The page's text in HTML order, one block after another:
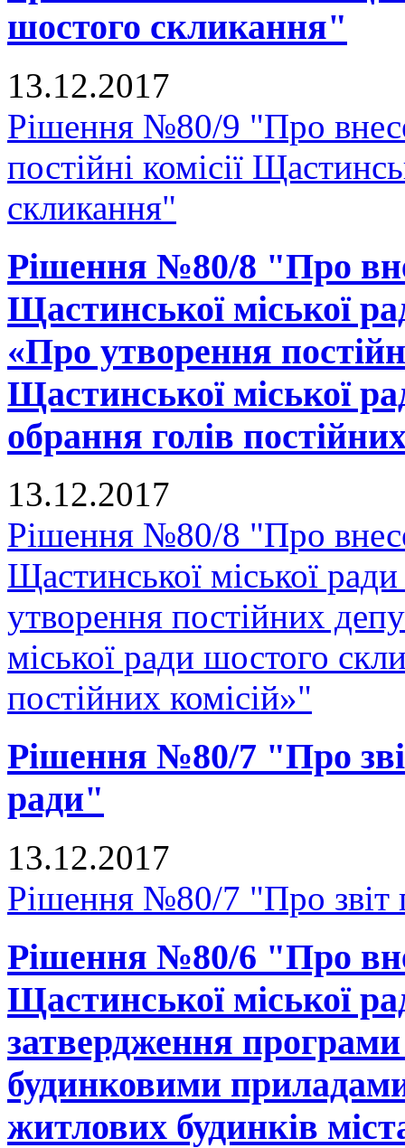
шостого скликання"
13.12.2017
Рішення №80/9 "Про
постійні комісії
скликання"
Рішення №80/8 "Про
Щастинської міської
«Про утворення
Щастинської міської
обрання голів
13.12.2017
Рішення №80/8 "Про
Щастинської міської
утворення постійних
міської ради шостого
постійних комісій»"
Рішення №80/7 "Про
ради"
13.12.2017
Рішення №80/7 "Про звіт
Рішення №80/6 "Про
Щастинської міської
затвердження
будинковими приладами
житлових будинків